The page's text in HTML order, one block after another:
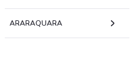
ARARAQUARA